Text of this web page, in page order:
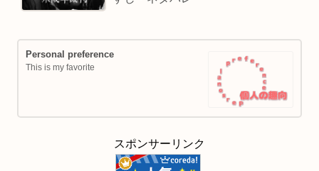
Personal preference
This is my favorite
スポンサーリンク